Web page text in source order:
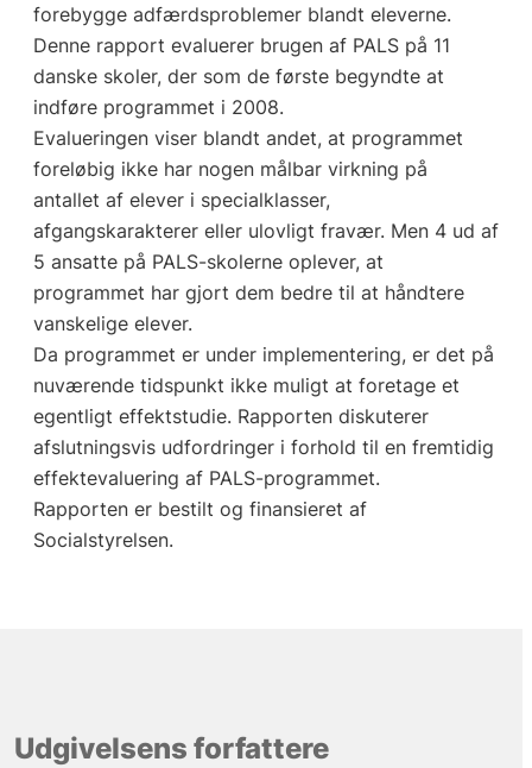
forebygge adfærdsproblemer blandt eleverne.
Denne rapport evaluerer brugen af PALS på 11
danske skoler, der som de første begyndte at
indføre programmet i 2008.
Evalueringen viser blandt andet, at programmet
foreløbig ikke har nogen målbar virkning på
antallet af elever i specialklasser,
afgangskarakterer eller ulovligt fravær. Men 4 ud af
5 ansatte på PALS-skolerne oplever, at
programmet har gjort dem bedre til at håndtere
vanskelige elever.
Da programmet er under implementering, er det på
nuværende tidspunkt ikke muligt at foretage et
egentligt effektstudie. Rapporten diskuterer
afslutningsvis udfordringer i forhold til en fremtidig
effektevaluering af PALS-programmet.
Rapporten er bestilt og finansieret af
Socialstyrelsen.
Udgivelsens forfattere